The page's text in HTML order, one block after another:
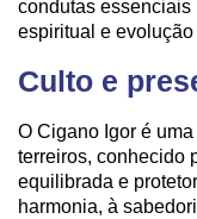
condutas
espiritual e evolução
Culto e
O Cigano Igor é
terreiros, conhecido
equilibrada e
harmonia, à